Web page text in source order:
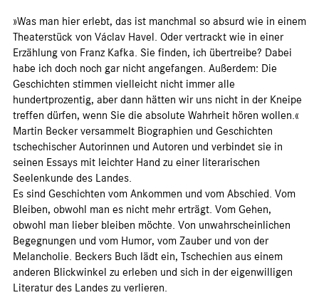
»Was man hier erlebt, das ist manchmal so absurd wie in einem
Theaterstück von Václav Havel. Oder vertrackt wie in einer
Erzählung von Franz Kafka. Sie finden, ich übertreibe? Dabei
habe ich doch noch gar nicht angefangen. Außerdem: Die
Geschichten stimmen vielleicht nicht immer alle
hundertprozentig, aber dann hätten wir uns nicht in der Kneipe
treffen dürfen, wenn Sie die absolute Wahrheit hören wollen.«
Martin Becker versammelt Biographien und Geschichten
tschechischer Autorinnen und Autoren und verbindet sie in
seinen Essays mit leichter Hand zu einer literarischen
Seelenkunde des Landes.
Es sind Geschichten vom Ankommen und vom Abschied. Vom
Bleiben, obwohl man es nicht mehr erträgt. Vom Gehen,
obwohl man lieber bleiben möchte. Von unwahrscheinlichen
Begegnungen und vom Humor, vom Zauber und von der
Melancholie. Beckers Buch lädt ein, Tschechien aus einem
anderen Blickwinkel zu erleben und sich in der eigenwilligen
Literatur des Landes zu verlieren.